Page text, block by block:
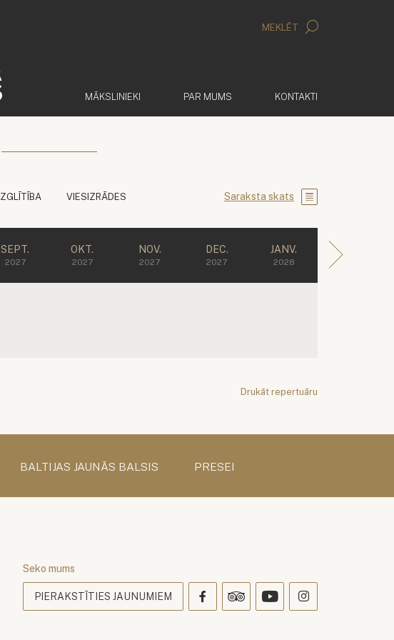
MEKLĒT
MĀKSLINIEKI PAR MUMS KONTAKTI
IZGLĪTĪBA VIESIZRĀDES Saraksta skats
SEPT.
2027
OKT.
2027
NOV.
2027
DEC.
2027
JANV.
2028
Drukāt repertuāru
BALTIJAS JAUNĀS BALSIS PRESEI
Seko mums
PIERAKSTĪTIES JAUNUMIEM